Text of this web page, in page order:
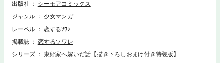
たが、当日、やってきたのは長男の正治で――？戦では負け知らずの千里
眼の末裔に見初められた“呪い子”の少女、婚姻からはじまる異能力ラブフ
電子特装版です】【恋するソワレ】
出版社
シーモアコミックス
ジャンル
少女マンガ
レーベル
恋するｿﾜﾚ
掲載誌
恋するソワレ
シリーズ
東郷家へ嫁いだ話【描き下ろしおまけ付き特装版】